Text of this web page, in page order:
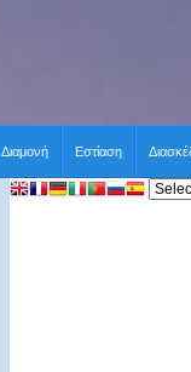
Διαμονή Εστίαση